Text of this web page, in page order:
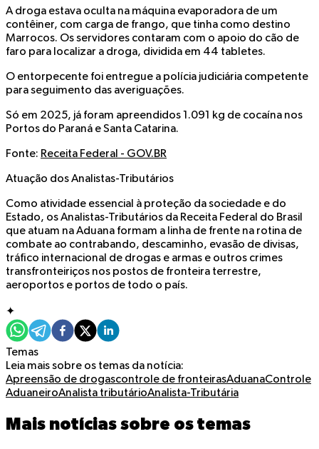
A droga estava oculta na máquina evaporadora de um
contêiner, com carga de frango, que tinha como destino
Marrocos. Os servidores contaram com o apoio do cão de
faro para localizar a droga, dividida em 44 tabletes.
O entorpecente foi entregue a polícia judiciária competente
para seguimento das averiguações.
Só em 2025, já foram apreendidos 1.091 kg de cocaína nos
Portos do Paraná e Santa Catarina.
Fonte: Receita Federal - GOV.BR
Atuação dos Analistas-Tributários
Como atividade essencial à proteção da sociedade e do
Estado, os Analistas-Tributários da Receita Federal do Brasil
que atuam na Aduana formam a linha de frente na rotina de
combate ao contrabando, descaminho, evasão de divisas,
tráfico internacional de drogas e armas e outros crimes
transfronteiriços nos postos de fronteira terrestre,
aeroportos e portos de todo o país.
✦
Temas
Leia mais sobre os temas da notícia:
Apreensão de drogascontrole de fronteirasAduanaControle
AduaneiroAnalista tributárioAnalista-Tributária
Mais notícias sobre os temas